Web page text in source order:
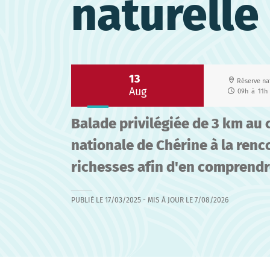
naturelle
13
Aug
Réserve
09h à 11h
Balade privilégiée de 3 km
nationale de Chérine à la
richesses afin d'en
PUBLIÉ LE 17/03/2025 - MIS À JOUR LE 7/08/2026